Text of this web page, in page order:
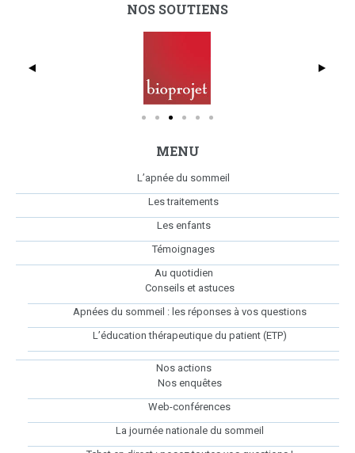
NOS SOUTIENS
MENU
L’apnée du sommeil
Les traitements
Les enfants
Témoignages
Au quotidien
Conseils et astuces
Apnées du sommeil : les réponses à vos questions
L’éducation thérapeutique du patient (ETP)
Nos actions
Nos enquêtes
Web-conférences
La journée nationale du sommeil